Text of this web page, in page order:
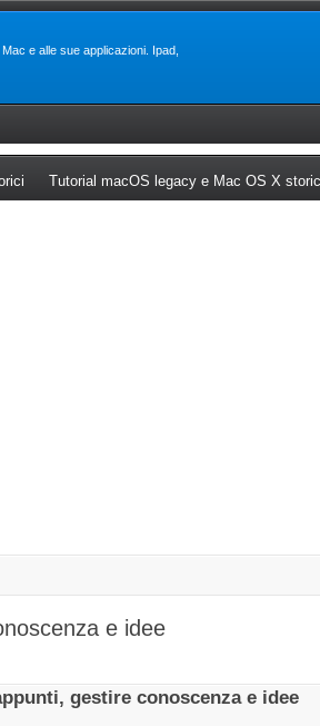
e alle sue applicazioni. Ipad,
(Opens a new tab)
Tutorial macOS legacy e Mac OS X
e idee
gestire conoscenza e idee